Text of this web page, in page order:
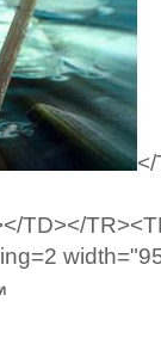
TD></